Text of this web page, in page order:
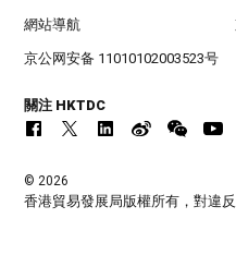
網站導航
京公网安备 11010102003523号
關注 HKTDC
© 2026
香港貿易發展局版權所有，對違